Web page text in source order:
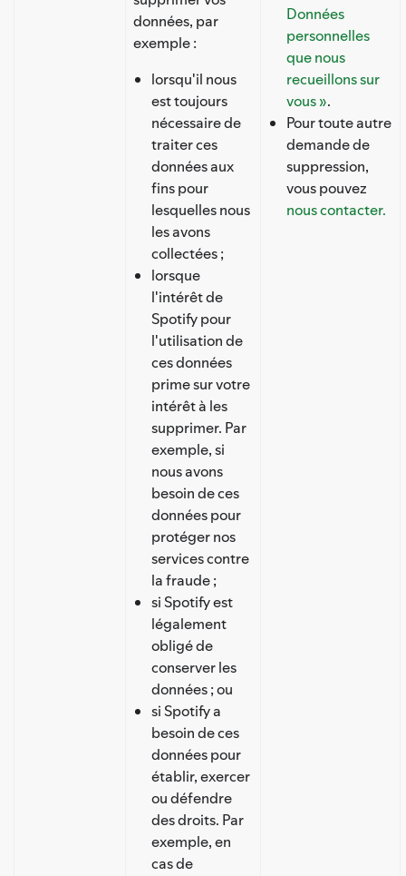
données, par
exemple :
lorsqu'il nous
est toujours
nécessaire de
traiter ces
données aux
fins pour
lesquelles nous
les avons
collectées ;
lorsque
l'intérêt de
Spotify pour
l'utilisation de
ces données
prime sur votre
intérêt à les
supprimer. Par
exemple, si
nous avons
besoin de ces
données pour
protéger nos
services contre
la fraude ;
si Spotify est
légalement
obligé de
conserver les
données ; ou
si Spotify a
besoin de ces
données pour
établir, exercer
ou défendre
des droits. Par
exemple, en
cas de
Données
personnelles
que nous
recueillons sur
vous ».
Pour toute autre
demande de
suppression,
vous pouvez
nous contacter.